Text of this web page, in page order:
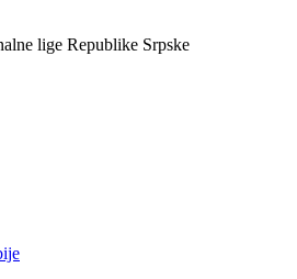
lige Republike Srpske